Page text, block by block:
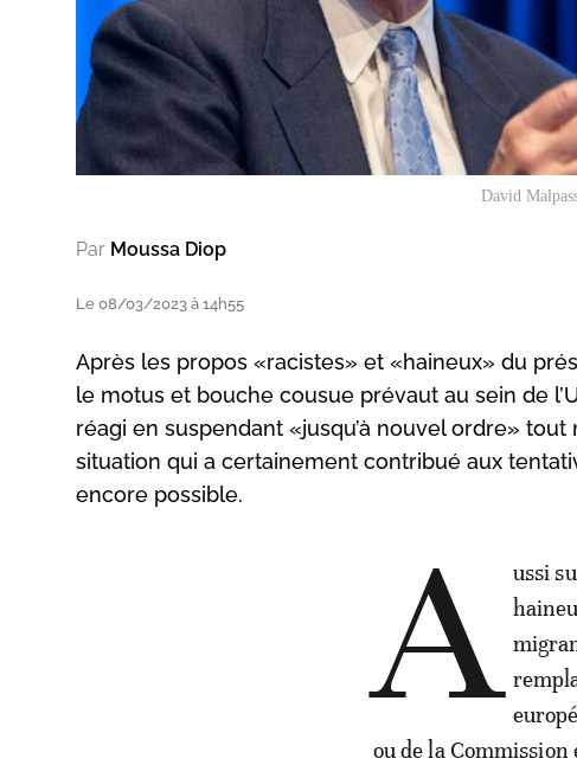
David
Par Moussa Diop
Le 08/03/2023 à 14h55
Après les propos «racistes» et «haineux» du
le motus et bouche cousue prévaut au sein de
réagi en suspendant «jusqu’à nouvel ordre»
situation qui a certainement contribué aux
encore possible.
A ussi
ou de la